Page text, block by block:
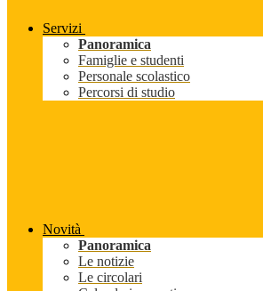
Servizi
Panoramica
Famiglie e studenti
Personale scolastico
Percorsi di studio
Novità
Panoramica
Le notizie
Le circolari